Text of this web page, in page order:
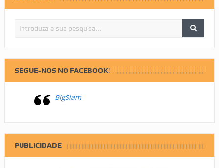
SEGUE-NOS NO FACEBOOK!
BigSlam
PUBLICIDADE